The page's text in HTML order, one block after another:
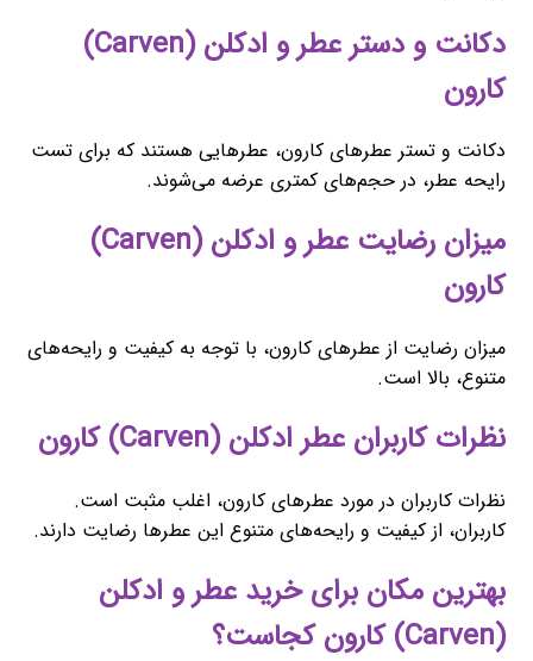
دکانت و دستر عطر و ادکلن (Carven)
کارون
دکانت و تستر عطرهای کارون، عطرهایی هستند که برای تست
رایحه عطر، در حجم‌های کمتری عرضه می‌شوند.
میزان رضایت عطر و ادکلن (Carven)
کارون
میزان رضایت از عطرهای کارون، با توجه به کیفیت و رایحه‌های
متنوع، بالا است.
نظرات کاربران عطر ادکلن (Carven) کارون
نظرات کاربران در مورد عطرهای کارون، اغلب مثبت است.
کاربران، از کیفیت و رایحه‌های متنوع این عطرها رضایت دارند.
بهترین مکان برای خرید عطر و ادکلن
(Carven) کارون کجاست؟